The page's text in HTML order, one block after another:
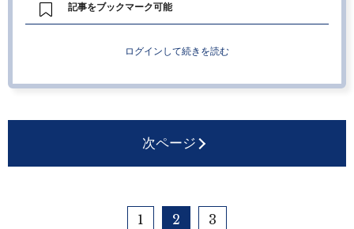
記事をブックマーク可能
ログインして続きを読む
次ページ
1 2 3